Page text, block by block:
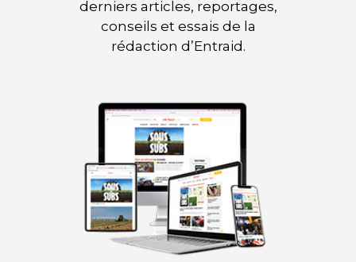
derniers articles, reportages,
conseils et essais de la
rédaction d’Entraid.